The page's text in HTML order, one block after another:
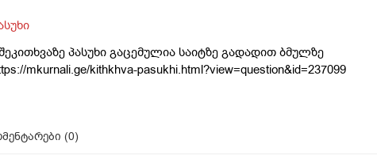
პასუხი გაცემულია საიტზე გადადით ბმულზე
mkurnali.ge/kithkhva-pasukhi.html?view=question&id=237099
(0)